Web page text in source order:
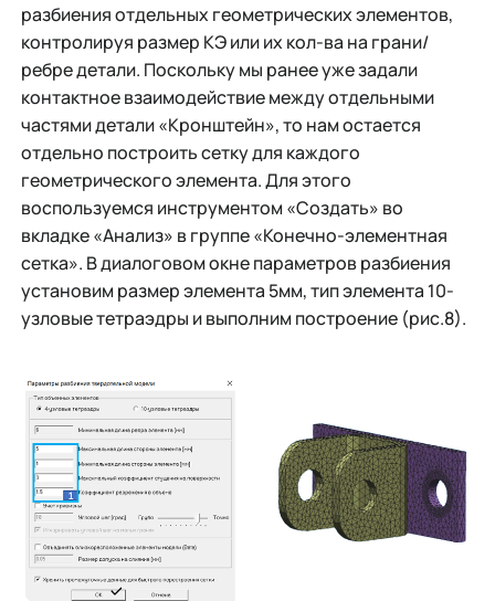
разбиения отдельных геометрических элементов,
контролируя размер КЭ или их кол-ва на грани/
ребре детали. Поскольку мы ранее уже задали
контактное взаимодействие между отдельными
частями детали «Кронштейн», то нам остается
отдельно построить сетку для каждого
геометрического элемента. Для этого
воспользуемся инструментом «Создать» во
вкладке «Анализ» в группе «Конечно-элементная
сетка». В диалоговом окне параметров разбиения
установим размер элемента 5мм, тип элемента 10-
узловые тетраэдры и выполним построение (рис.8).